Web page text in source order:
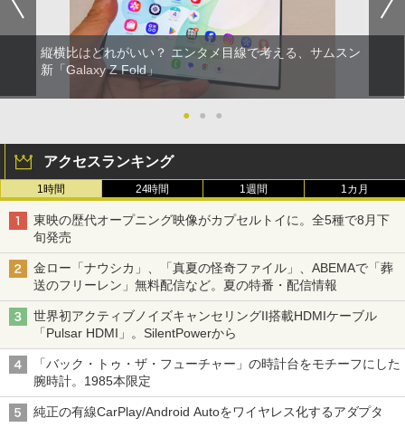
縦横比はどれがいい？ エンタメ目線で考える、サムスン
新「Galaxy Z Fold」
● ● ●
アクセスランキング
1時間 24時間 1週間 1カ月
東映の歴代オープニング映像がカプセルトイに。全5種で8月下
旬発売
金ロー「ナウシカ」、「真夏の怪奇ファイル」、ABEMAで「葬
送のフリーレン」無料配信など。夏の特番・配信情報
世界初アクティブノイズキャンセリングII搭載HDMIケーブル
「Pulsar HDMI」。SilentPowerから
「バック・トゥ・ザ・フューチャー」の時計台をモチーフにした
腕時計。1985本限定
純正の有線CarPlay/Android Autoをワイヤレス化するアダプタ